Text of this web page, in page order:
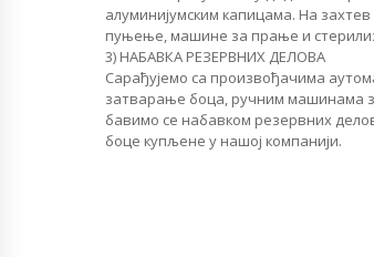
алуминијумским капицама. На
пуњење, машине за прање и
3) НАБАВКА РЕЗЕРВНИХ ДЕЛОВА
Сарађујемо са произвођачима
затварање боца, ручним машинама
бавимо се набавком резервних
боце купљене у нашој компанији.